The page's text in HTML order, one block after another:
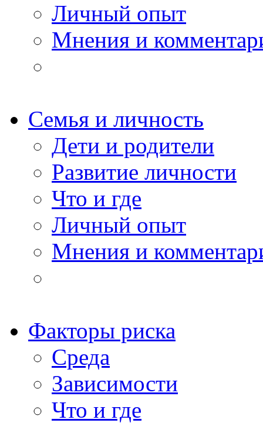
Личный опыт
Мнения и
Семья и личность
Дети и родители
Развитие личности
Что и где
Личный опыт
Мнения и
Факторы риска
Среда
Зависимости
Что и где